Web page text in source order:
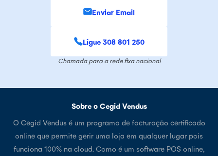
Enviar Email
Ligue 308 801 250
Chamada para a rede fixa nacional
Sobre o Cegid Vendus
O Cegid Vendus é um programa de facturação certificado
online que permite gerir uma loja em qualquer lugar pois
funciona 100% na cloud. Como é um software POS online,